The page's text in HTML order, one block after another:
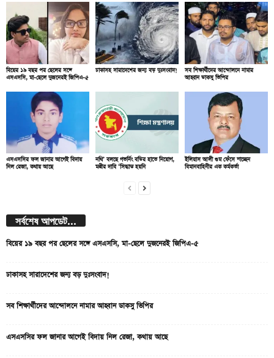
বিয়ের ১৯ বছর পর ছেলের সঙ্গে
এসএসসি, মা-ছেলে দুজনেরই জিপিএ-৫
ঢাকাসহ সারাদেশের জন্য বড় দুঃসংবাদ!
সব শিক্ষার্থীদের আন্দোলনে নামার
আহ্বান ডাকসু ভিপির
এসএসসির ফল জানার আগেই বিদায়
নিল রেজা, কথায় আছে
নথি’ বলছে গভর্নিং বডির হাতে নিয়োগ,
মন্ত্রীর দাবি ‘সিদ্ধান্ত হয়নি
ইলিয়াস আলী গুম ফেঁসে যাচ্ছেন
বিমানবাহিনীর এক কর্মকর্তা
সর্বশেষ আপডেট...
বিয়ের ১৯ বছর পর ছেলের সঙ্গে এসএসসি, মা-ছেলে দুজনেরই জিপিএ-৫
ঢাকাসহ সারাদেশের জন্য বড় দুঃসংবাদ!
সব শিক্ষার্থীদের আন্দোলনে নামার আহ্বান ডাকসু ভিপির
এসএসসির ফল জানার আগেই বিদায় নিল রেজা, কথায় আছে